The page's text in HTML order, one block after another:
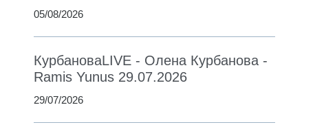
05/08/2026
КурбановаLIVE - Олена Курбанова -
Ramis Yunus 29.07.2026
29/07/2026